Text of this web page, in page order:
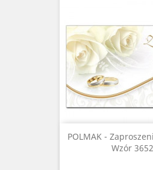
POLMAK -
Wzór